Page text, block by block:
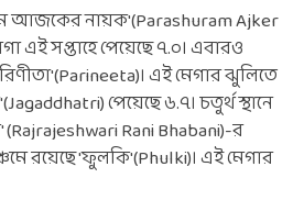
আজকের নায়ক'(Parashuram Ajker
এই সপ্তাহে পেয়েছে ৭.০। এবারও
এই মেগার ঝুলিতে
পেয়েছে ৬.৭। চতুর্থ স্থানে
(Rajrajeshwari Rani Bhabani)-র
রয়েছে 'ফুলকি'(Phulki)। এই মেগার